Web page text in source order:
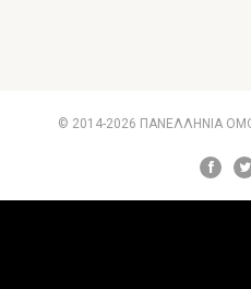
© 2014-2026 ΠΑΝΕΛΛΗΝΙΑ